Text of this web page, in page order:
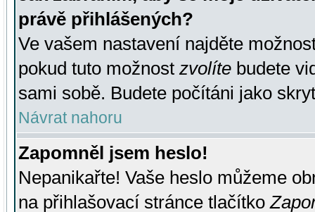
právě přihlášených?
Ve vašem nastavení najděte
pokud tuto možnost zvolíte budete
sami sobě. Budete počítáni jako
Návrat nahoru
Zapomněl jsem heslo!
Nepanikařte! Vaše heslo můžeme
na přihlašovací stránce tlačítko